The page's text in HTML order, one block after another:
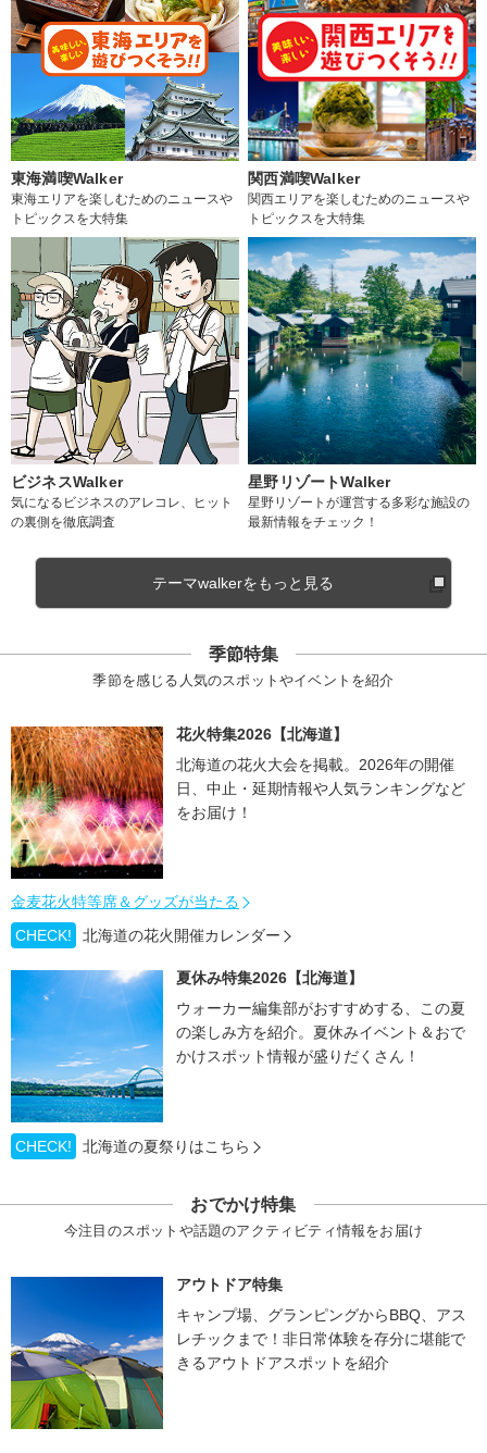
東海満喫Walker
東海エリアを楽しむためのニュースや
トピックスを大特集
関西満喫Walker
関西エリアを楽しむためのニュースや
トピックスを大特集
ビジネスWalker
気になるビジネスのアレコレ、ヒット
の裏側を徹底調査
星野リゾートWalker
星野リゾートが運営する多彩な施設の
最新情報をチェック！
テーマwalkerをもっと見る
季節特集
季節を感じる人気のスポットやイベントを紹介
花火特集2026【北海道】
北海道の花火大会を掲載。2026年の開催
日、中止・延期情報や人気ランキングなど
をお届け！
金麦花火特等席＆グッズが当たる
CHECK!
北海道の花火開催カレンダー
夏休み特集2026【北海道】
ウォーカー編集部がおすすめする、この夏
の楽しみ方を紹介。夏休みイベント＆おで
かけスポット情報が盛りだくさん！
CHECK! 北海道の夏祭りはこちら
おでかけ特集
今注目のスポットや話題のアクティビティ情報をお届け
アウトドア特集
キャンプ場、グランピングからBBQ、アス
レチックまで！非日常体験を存分に堪能で
きるアウトドアスポットを紹介